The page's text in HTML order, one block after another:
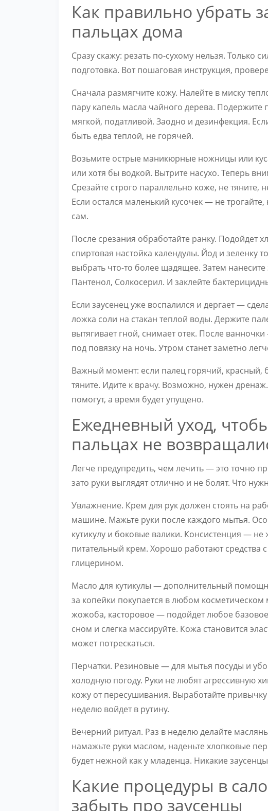
Как правильно убрать
пальцах дома
Сразу скажу: резать по-сухому нельзя. Только
подготовка. Вот пошаговая инструкция,
Сначала размягчите кожу. Налейте в миску
пару капель масла чайного дерева. Подержите
мягкой, податливой. Заодно и дезинфекция.
быть едва теплой, не горячей.
Возьмите острые маникюрные ножницы или
или хотя бы водкой. Вытрите насухо. Теперь
Срезайте строго параллельно коже, не тяните,
Если остался маленький кусочек — не
сам.
После срезания обработайте ранку. Подойдет
спиртовая настойка календулы. Йод и
выбрать что-то более щадящее. Затем
Пантенол, Солкосерил. И заклейте
Если заусенец уже воспалился и дергает —
ложка соли на стакан теплой воды. Держите
вытягивает гной, снимает отек. После
под повязку на ночь. Утром станет заметно
Важный момент: если палец горячий, красный,
тяните. Идите к врачу. Возможно, нужен
помогут, а время будет упущено.
Ежедневный уход,
пальцах не
Легче предупредить, чем лечить — это точно
зато руки выглядят отлично и не болят. Что
Увлажнение. Крем для рук должен стоять на
машине. Мажьте руки после каждого мытья.
кутикулу и боковые валики. Консистенция —
питательный крем. Хорошо работают
глицерином.
Масло для кутикулы — дополнительный
за копейки покупается в любом
жожоба, касторовое — подойдет любое
сном и слегка массируйте. Кожа становится
может потрескаться.
Перчатки. Резиновые — для мытья посуды и
холодную погоду. Руки не любят агрессивную
кожу от пересушивания. Выработайте
неделю войдет в рутину.
Вечерний ритуал. Раз в неделю делайте
намажьте руки маслом, наденьте хлопковые
будет нежной как у младенца. Никакие
Какие процедуры в
забыть про заусенцы